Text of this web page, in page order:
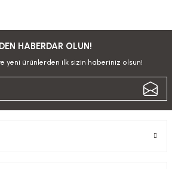
HABERDAR OLUN!
yeni ürünlerden ilk sizin haberiniz olsun!